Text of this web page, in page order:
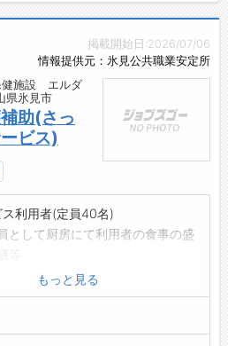
掲載開始日:2026/07/06
情報提供元：氷見公共職業安定所
健施設 エルダ
県氷見市
助(さっ
ビス)
利用者(定員40名)
として厨房にて利用者の食事の盛
してフロアでのお茶出し、清掃
進法」に基づき、若者・未経験
もっと見る